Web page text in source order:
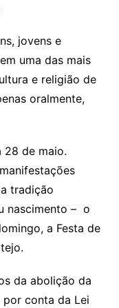
jovens e
uma das mais
e religião de
oralmente,
28 de maio.
tradição
nascimento – o
a Festa de
da abolição da
por conta da Lei